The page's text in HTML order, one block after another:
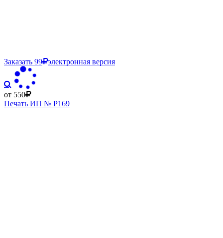
Заказать 99 электронная версия
от 550
Печать ИП № Р169